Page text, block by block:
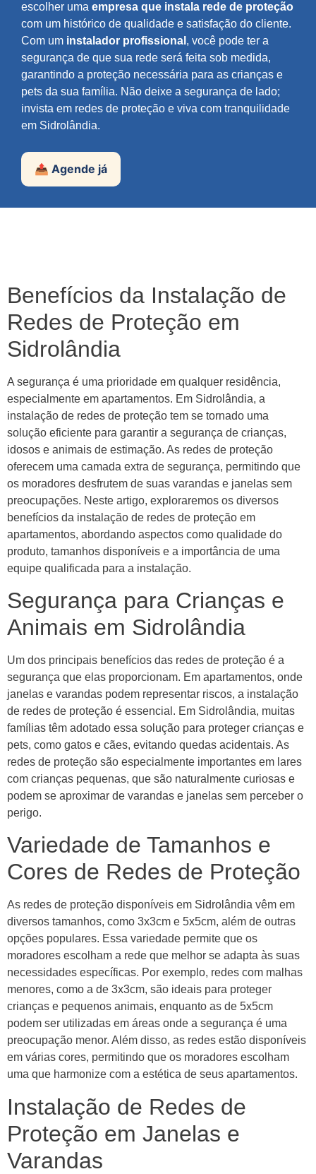
escolher uma empresa que instala rede de proteção
com um histórico de qualidade e satisfação do cliente.
Com um instalador profissional , você pode ter a
segurança de que sua rede será feita sob medida,
garantindo a proteção necessária para as crianças e
pets da sua família. Não deixe a segurança de lado;
invista em redes de proteção e viva com tranquilidade
em Sidrolândia.
📤 Agende já
Benefícios da Instalação de
Redes de Proteção em
Sidrolândia
A segurança é uma prioridade em qualquer residência,
especialmente em apartamentos. Em Sidrolândia, a
instalação de redes de proteção tem se tornado uma
solução eficiente para garantir a segurança de crianças,
idosos e animais de estimação. As redes de proteção
oferecem uma camada extra de segurança, permitindo que
os moradores desfrutem de suas varandas e janelas sem
preocupações. Neste artigo, exploraremos os diversos
benefícios da instalação de redes de proteção em
apartamentos, abordando aspectos como qualidade do
produto, tamanhos disponíveis e a importância de uma
equipe qualificada para a instalação.
Segurança para Crianças e
Animais em Sidrolândia
Um dos principais benefícios das redes de proteção é a
segurança que elas proporcionam. Em apartamentos, onde
janelas e varandas podem representar riscos, a instalação
de redes de proteção é essencial. Em Sidrolândia, muitas
famílias têm adotado essa solução para proteger crianças e
pets, como gatos e cães, evitando quedas acidentais. As
redes de proteção são especialmente importantes em lares
com crianças pequenas, que são naturalmente curiosas e
podem se aproximar de varandas e janelas sem perceber o
perigo.
Variedade de Tamanhos e
Cores de Redes de Proteção
As redes de proteção disponíveis em Sidrolândia vêm em
diversos tamanhos, como 3x3cm e 5x5cm, além de outras
opções populares. Essa variedade permite que os
moradores escolham a rede que melhor se adapta às suas
necessidades específicas. Por exemplo, redes com malhas
menores, como a de 3x3cm, são ideais para proteger
crianças e pequenos animais, enquanto as de 5x5cm
podem ser utilizadas em áreas onde a segurança é uma
preocupação menor. Além disso, as redes estão disponíveis
em várias cores, permitindo que os moradores escolham
uma que harmonize com a estética de seus apartamentos.
Instalação de Redes de
Proteção em Janelas e
Varandas